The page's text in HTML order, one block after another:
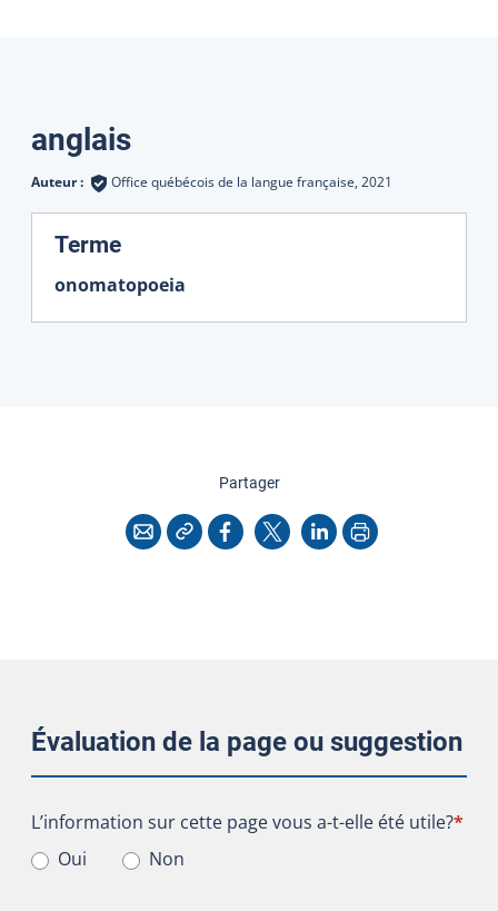
Traductions
anglais
Auteur : Office québécois de la langue française, 2021
Terme:
onomatopoeia
Partagercette page
CourrielCopier l'adresse
Facebook
X LinkedInImprimer
Évaluation de la page ou suggestion
L’information sur cette page vous a-t-elle été utile?
L’information sur cette page vous a-t-elle été utile?*
Oui
Non